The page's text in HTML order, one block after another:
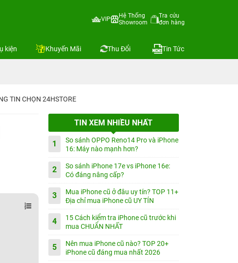
VIP
Hệ Thống
Showroom
Tra cứu
đơn hàng
kiện Khuyến Mãi Thu Đổi Tin Tức
TIN CHỌN 24HSTORE
TIN XEM NHIỀU NHẤT
1
So sánh OPPO Reno14 Pro và iPhone
16: Máy nào mạnh hơn?
2
So sánh iPhone 17e vs iPhone 16e:
Có đáng nâng cấp?
3
Mua iPhone cũ ở đâu uy tín? TOP 11+
Địa chỉ mua iPhone cũ UY TÍN
4
15 Cách kiểm tra iPhone cũ trước khi
mua CHUẨN NHẤT
5
Nên mua iPhone cũ nào? TOP 20+
iPhone cũ đáng mua nhất 2026